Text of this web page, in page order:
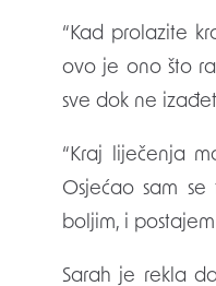
“Kad prolazite
ovo je ono što
sve dok ne
“Kraj liječenja
Osjećao sam
boljim, i
Sarah je rekla